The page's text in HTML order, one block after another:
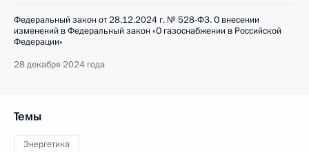
Федеральный закон от 28.12.2024 г. № 528-ФЗ. О внесении
изменений в Федеральный закон «О газоснабжении в Российской
Федерации»
28 декабря 2024 года
Темы
Энергетика